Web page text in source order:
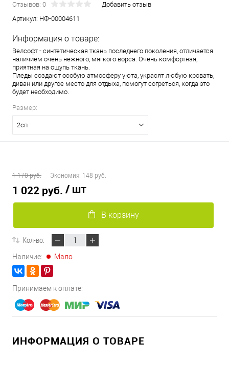
Отзывов: 0
Добавить отзыв
Артикул: НФ-00004611
Информация о товаре:
Велсофт - синтетическая ткань последнего поколения, отличается
наличием очень нежного, мягкого ворса. Очень комфортная,
приятная на ощупь ткань.
Пледы создают особую атмосферу уюта, украсят любую кровать,
диван или другое место для отдыха, помогут согреться, когда это
будет необходимо.
Размер:
2сп
1 170 руб. Экономия: 148 руб.
1 022 руб. / шт
В корзину
Кол-во:
Наличие: Мало
Принимаем к оплате:
ИНФОРМАЦИЯ О ТОВАРЕ